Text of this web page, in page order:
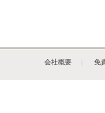
会社概要 免